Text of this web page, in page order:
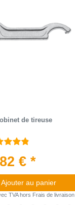
de tireuse
€ *
Ajouter au panier
TVAhors Frais de livraison